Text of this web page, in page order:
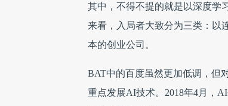
其中，不得不提的就是以深度学
来看，入局者大致分为三类：以
本的创业公司。
BAT中的百度虽然更加低调，但
重点发展AI技术。2018年4月，